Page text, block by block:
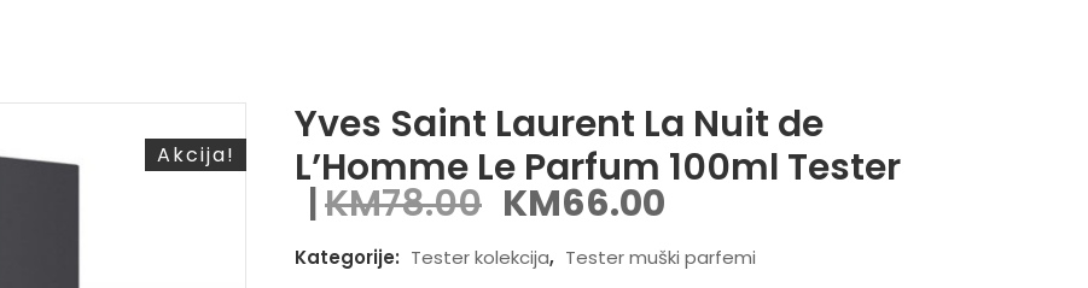
Akcija!
Yves Saint Laurent La Nuit de
L’Homme Le Parfum 100ml Tester
KM78.00 KM66.00
Kategorije: Tester kolekcija, Tester muški parfemi